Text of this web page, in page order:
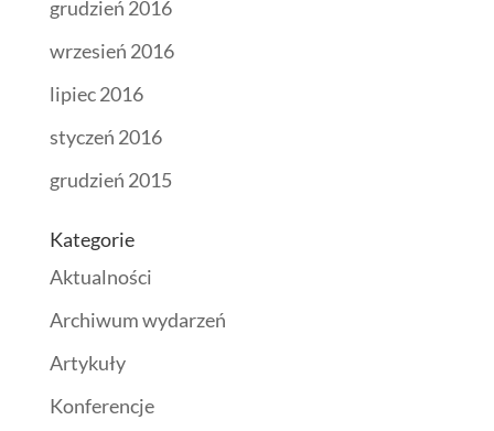
grudzień 2016
wrzesień 2016
lipiec 2016
styczeń 2016
grudzień 2015
Kategorie
Aktualności
Archiwum wydarzeń
Artykuły
Konferencje